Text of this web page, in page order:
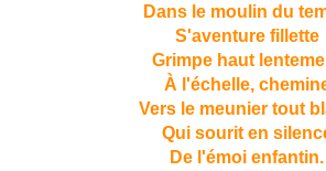
Dans le moulin du
S'aventure fillette
Grimpe haut
À l'échelle,
Vers le meunier tout
Qui sourit en
De l'émoi enfantin.